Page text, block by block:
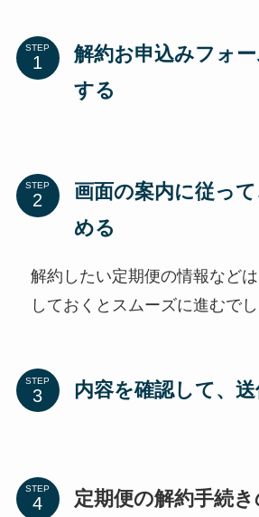
STEP 解約お申込みフォ
する
STEP
画面の案内に従っ
める
解約したい定期便の情報など
しておくとスムーズに進むでし
STEP 内容を確認して、
STEP 定期便の解約手続